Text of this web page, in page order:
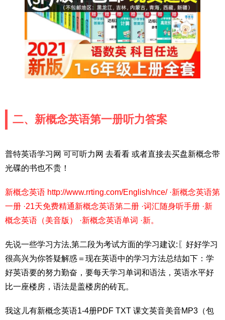
二、新概念英语第一册听力答案
普特英语学习网 可可听力网 去看看 或者直接去买盘新概念带
光碟的书也不贵！
新概念英语 http://www.rrting.com/English/nce/ ·新概念英语第
一册 ·21天免费精通新概念英语第二册 ·词汇随身听手册 ·新
概念英语（美音版） ·新概念英语单词 ·新。
先说一些学习方法,第二段为考试方面的学习建议:〖好好学习
很高兴为你答疑解惑＝现在英语中的学习方法总结如下：学
好英语要的努力勤奋，要每天学习单词和语法，英语水平好
比一座楼房，语法是盖楼房的砖瓦。
我这儿有新概念英语1-4册PDF TXT 课文英音美音MP3（包